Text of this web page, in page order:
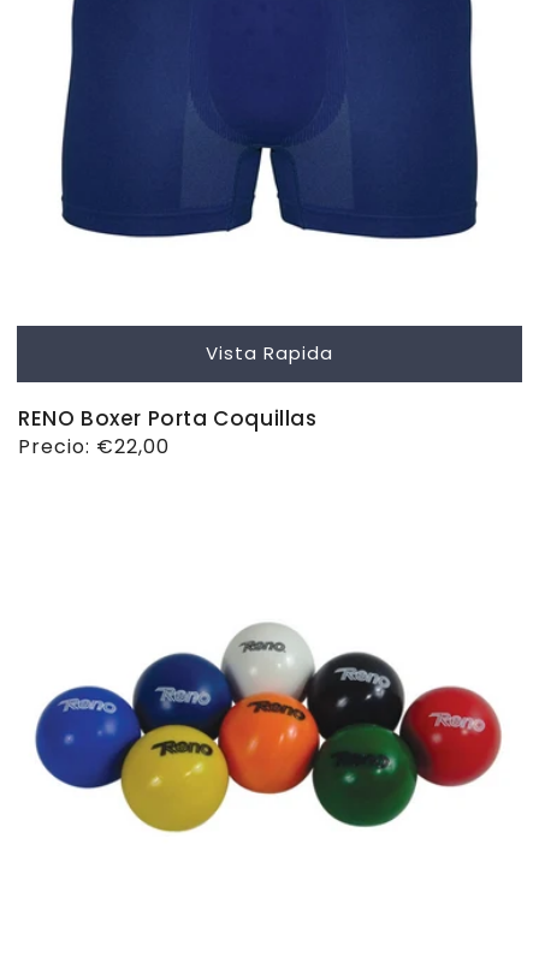
Vista Rapida
RENO Boxer Porta Coquillas
Precio
Precio: €22,00